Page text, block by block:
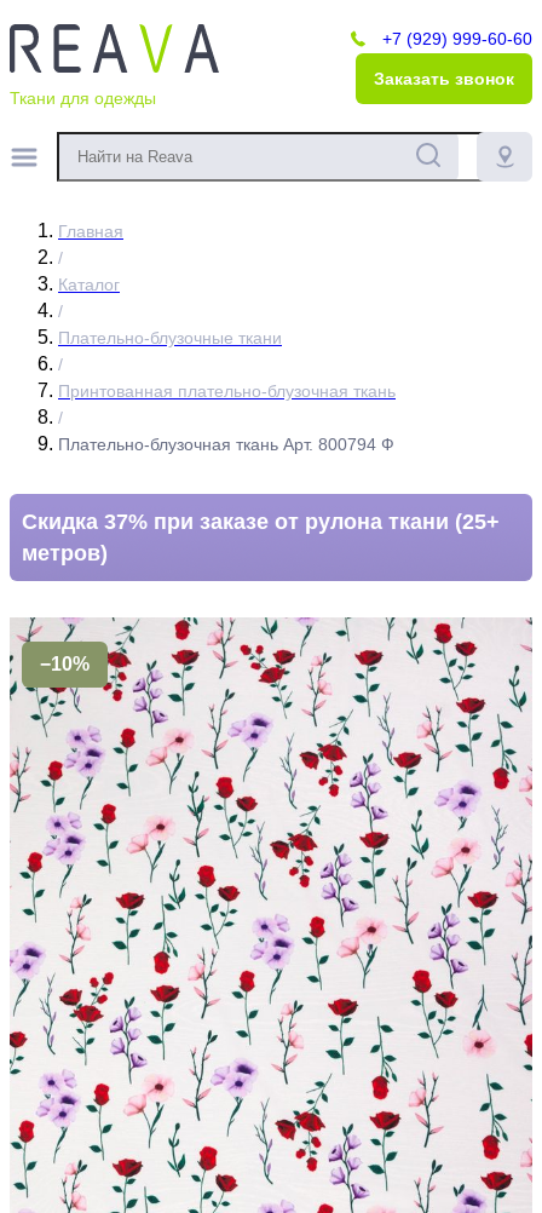
Ткани для одежды
+7 (929) 999-60-60
Заказать звонок
Главная
/
Каталог
/
Плательно-блузочные ткани
/
Принтованная плательно-блузочная ткань
/
Плательно-блузочная ткань Арт. 800794 Ф
Скидка 37% при заказе от рулона ткани (25+
метров)
−10%